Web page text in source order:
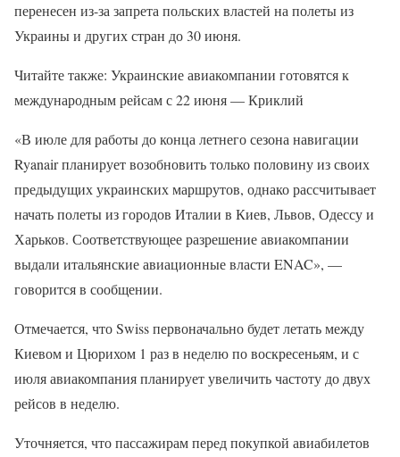
перенесен из-за запрета польских властей на полеты из
Украины и других стран до 30 июня.
Читайте также: Украинские авиакомпании готовятся к
международным рейсам с 22 июня — Криклий
«В июле для работы до конца летнего сезона навигации
Ryanair планирует возобновить только половину из своих
предыдущих украинских маршрутов, однако рассчитывает
начать полеты из городов Италии в Киев, Львов, Одессу и
Харьков. Соответствующее разрешение авиакомпании
выдали итальянские авиационные власти ENAC», —
говорится в сообщении.
Отмечается, что Swiss первоначально будет летать между
Киевом и Цюрихом 1 раз в неделю по воскресеньям, и с
июля авиакомпания планирует увеличить частоту до двух
рейсов в неделю.
Уточняется, что пассажирам перед покупкой авиабилетов